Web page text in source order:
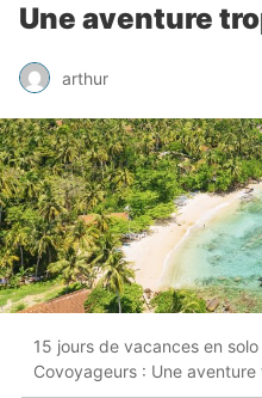
Une aventure
arthur
15 jours de vacances en
Covoyageurs : Une